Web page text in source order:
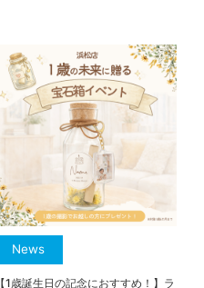
News
【1歳誕生日の記念におすすめ！】ラ